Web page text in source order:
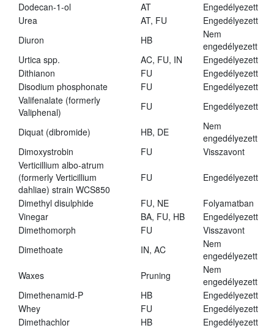
Dodecan-1-ol AT
Engedélyezett
Urea
AT, FU
Engedélyezett
Diuron
HB
Nem
engedélyezett
Urtica spp.
AC, FU, IN
Engedélyezett
Dithianon
FU
Engedélyezett
Disodium phosphonate
FU
Engedélyezett
Valifenalate (formerly
Valiphenal)
FU Engedélyezett
Diquat (dibromide) HB, DE
Nem
engedélyezett
Dimoxystrobin
FU
Visszavont
Verticillium albo-atrum
(formerly Verticillium
dahliae) strain WCS850
FU Engedélyezett
Dimethyl disulphide FU, NE
Folyamatban
Vinegar
BA, FU, HB
Engedélyezett
Dimethomorph
FU
Visszavont
Dimethoate
IN, AC
Nem
engedélyezett
Waxes
Pruning
Nem
engedélyezett
Dimethenamid-P
HB
Engedélyezett
Whey
FU
Engedélyezett
Dimethachlor
HB Engedélyezett